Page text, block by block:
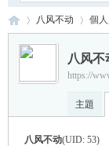
›
八风不动 個
八风不
https://
主題
八风不动(UID: 53)